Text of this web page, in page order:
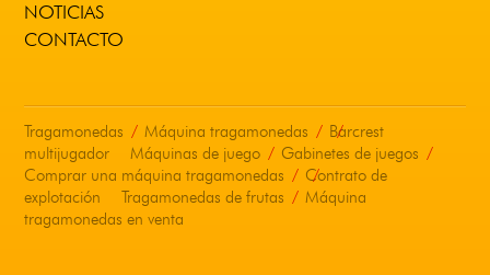
NOTICIAS
CONTACTO
Tragamonedas Máquina tragamonedas
Barcrest
multijugador
Máquinas de juego
Gabinetes de juegos
Comprar una máquina tragamonedas
Contrato de
explotación
Tragamonedas de frutas
Máquina
tragamonedas en venta